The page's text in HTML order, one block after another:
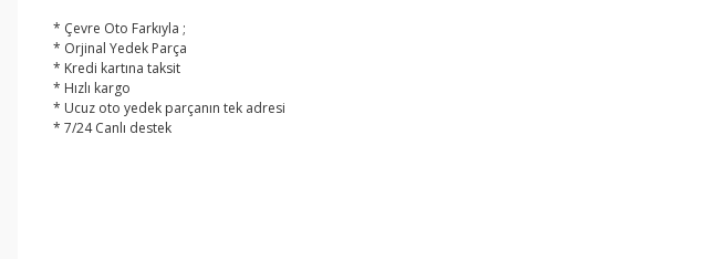
* Çevre Oto Farkıyla ;
* Orjinal Yedek Parça
* Kredi kartına taksit
* Hızlı kargo
* Ucuz oto yedek parçanın tek adresi
* 7/24 Canlı destek